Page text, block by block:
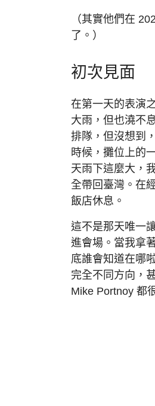
（其實他們在
了。）
初次見面
在第一天的表演
大雨，但也澆不
排隊，但沒想到
時候，攤位上的
天雨下這麼大，
全帶回臺灣。在
飯店休息。
這不是那天唯一
進會場。當我拿
底誰會知道在哪
完全不同方向，
Mike Portnoy 都